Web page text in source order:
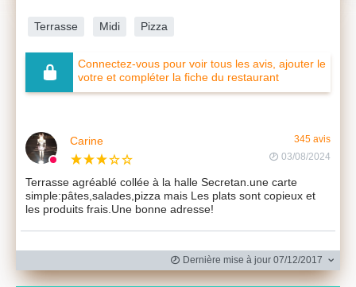
Terrasse Midi Pizza
Connectez-vous pour voir tous les avis, ajouter le
votre et compléter la fiche du restaurant
Carine
345 avis
03/08/2024
Terrasse agréablé collée à la halle Secretan.une carte
simple:pâtes,salades,pizza mais Les plats sont copieux et
les produits frais.Une bonne adresse!
Dernière mise à jour 07/12/2017